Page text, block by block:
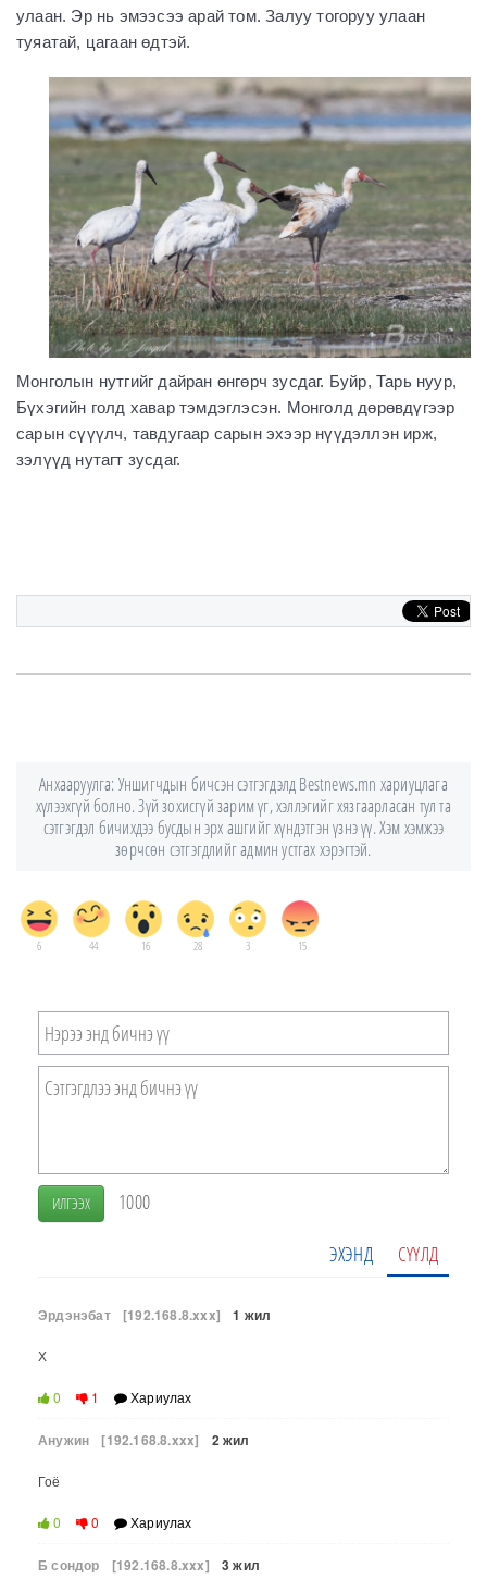
улаан. Эр нь эмээсээ арай том. Залуу тогоруу улаан
туяатай, цагаан өдтэй.
Монголын нутгийг дайран өнгөрч зусдаг. Буйр, Тарь нуур,
Бүхэгийн голд хавар тэмдэглэсэн. Монголд дөрөвдүгээр
сарын сүүүлч, тавдугаар сарын эхээр нүүдэллэн ирж,
зэлүүд нутагт зусдаг.
Анхааруулга: Уншигчдын бичсэн сэтгэгдэлд Bestnews.mn хариуцлага
хүлээхгүй болно. Зүй зохисгүй зарим үг, хэллэгийг хязгаарласан тул та
сэтгэгдэл бичихдээ бусдын эрх ашгийг хүндэтгэн үзнэ үү. Хэм хэмжээ
зөрчсөн сэтгэгдлийг админ устгах хэрэгтэй.
6 44 16 28 3 15
ИЛГЭЭХ 1000
ЭХЭНД СҮҮЛД
Эрдэнэбат [192.168.8.xxx] 1 жил
Х
0 1 Хариулах
Анужин [192.168.8.xxx] 2 жил
Гоё
0 0 Хариулах
Б сондор [192.168.8.xxx] 3 жил